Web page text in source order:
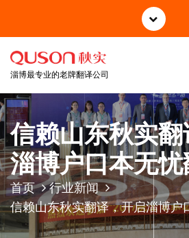
正
淄博最专业的老牌翻译公司
信赖山东秋实
淄博户口本无
首页
行业新闻
信赖山东秋实翻译，开启淄博户